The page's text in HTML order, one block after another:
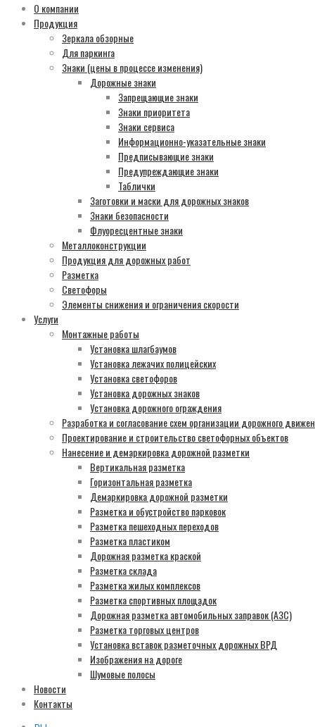
О компании
Продукция
Зеркала обзорные
Для паркинга
Знаки (цены в процессе изменения)
Дорожные знаки
Запрещающие знаки
Знаки приоритета
Знаки сервиса
Информационно-указательные знаки
Предписывающие знаки
Предупреждающие знаки
Таблички
Заготовки и маски для дорожных знаков
Знаки безопасности
Флуоресцентные знаки
Металлоконструкции
Продукция для дорожных работ
Разметка
Светофоры
Элементы снижения и ограничения скорости
Услуги
Монтажные работы
Установка шлагбаумов
Установка лежачих полицейских
Установка светофоров
Установка дорожных знаков
Установка дорожного ограждения
Разработка и согласование схем организации дорожного
Проектирование и строительство светофорных объектов
Нанесение и демаркировка дорожной разметки
Вертикальная разметка
Горизонтальная разметка
Демаркировка дорожной разметки
Разметка и обустройство парковок
Разметка пешеходных переходов
Разметка пластиком
Дорожная разметка краской
Разметка склада
Разметка жилых комплексов
Разметка спортивных площадок
Дорожная разметка автомобильных заправок (АЗС)
Разметка торговых центров
Установка вставок разметочных дорожных ВРД
Изображения на дороге
Шумовые полосы
Новости
Контакты